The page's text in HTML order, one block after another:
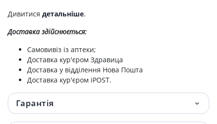
Дивитися детальніше.
Доставка здійснюється:
Самовивіз із аптеки;
Доставка кур'єром Здравица
Доставка у відділення Нова Пошта
Доставка кур'єром iPOST.
Гарантія